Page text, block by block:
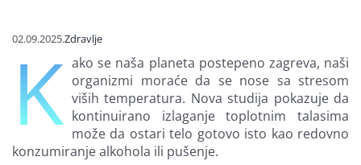
02.09.2025.Zdravlje
K ako se naša planeta postepeno zagreva, naši
organizmi moraće da se nose sa stresom
viših temperatura. Nova studija pokazuje da
kontinuirano izlaganje toplotnim talasima
može da ostari telo gotovo isto kao redovno
konzumiranje alkohola ili pušenje.